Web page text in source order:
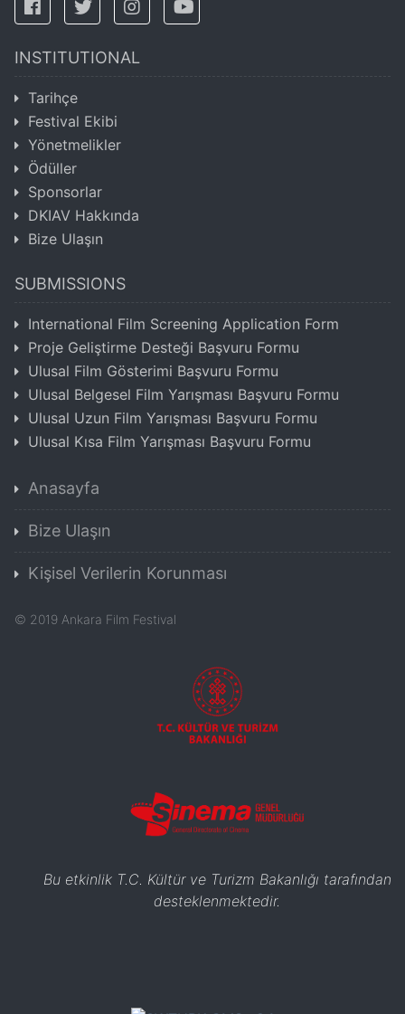
INSTITUTIONAL
Tarihçe
Festival Ekibi
Yönetmelikler
Ödüller
Sponsorlar
DKIAV Hakkında
Bize Ulaşın
SUBMISSIONS
International Film Screening Application Form
Proje Geliştirme Desteği Başvuru Formu
Ulusal Film Gösterimi Başvuru Formu
Ulusal Belgesel Film Yarışması Başvuru Formu
Ulusal Uzun Film Yarışması Başvuru Formu
Ulusal Kısa Film Yarışması Başvuru Formu
Anasayfa
Bize Ulaşın
Kişisel Verilerin Korunması
© 2019 Ankara Film Festival
Bu etkinlik T.C. Kültür ve Turizm Bakanlığı tarafından
desteklenmektedir.